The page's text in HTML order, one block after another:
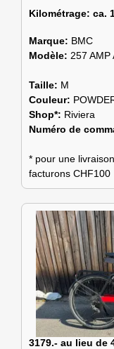
Kilométrage: ca.
Marque: BMC
Modèle: 257 AMP
Taille: M
Couleur:
Shop*: Riviera
Numéro de
* pour une
facturons CHF100
3179.- au lieu de